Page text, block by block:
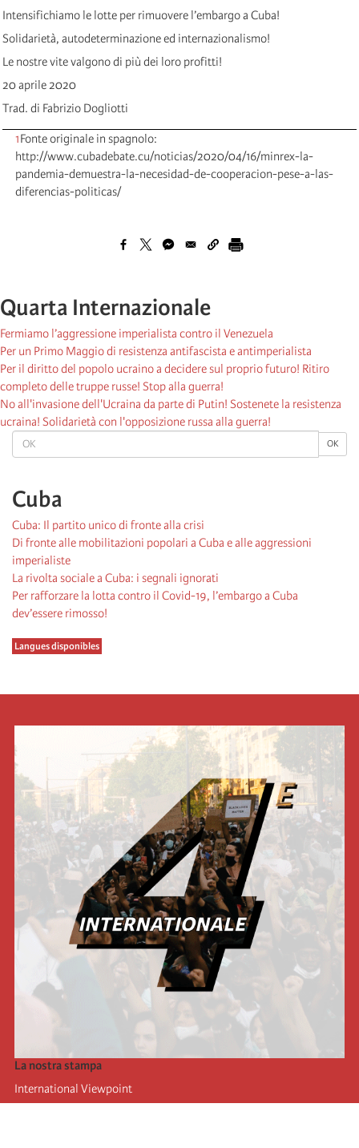
OK OK
Cuba
Cuba: Il partito unico di fronte alla crisi
Di fronte alle mobilitazioni popolari a Cuba e alle aggressioni
imperialiste
La rivolta sociale a Cuba: i segnali ignorati
Per rafforzare la lotta contro il Covid-19, l’embargo a Cuba
dev’essere rimosso!
Langues disponibles
Intensifichiamo le lotte per rimuovere l’embargo a Cuba!
Solidarietà, autodeterminazione ed internazionalismo!
Le nostre vite valgono di più dei loro profitti!
20 aprile 2020
Trad. di Fabrizio Dogliotti
1Fonte originale in spagnolo:
http://www.cubadebate.cu/noticias/2020/04/16/minrex-la-
pandemia-demuestra-la-necesidad-de-cooperacion-pese-a-las-
diferencias-politicas/
Quarta Internazionale
Fermiamo l’aggressione imperialista contro il Venezuela
Per un Primo Maggio di resistenza antifascista e antimperialista
Per il diritto del popolo ucraino a decidere sul proprio futuro! Ritiro
completo delle truppe russe! Stop alla guerra!
No all'invasione dell'Ucraina da parte di Putin! Sostenete la resistenza
ucraina! Solidarietà con l'opposizione russa alla guerra!
La nostra stampa
International Viewpoint